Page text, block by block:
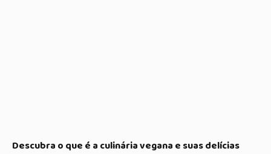
Descubra o que é a culinária vegana e suas delícias